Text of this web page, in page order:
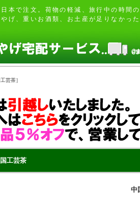
本で注文。荷物の軽減、旅行中の時間
やげ、重いお酒類、お土産が足りな
芸茶］
工芸茶
中